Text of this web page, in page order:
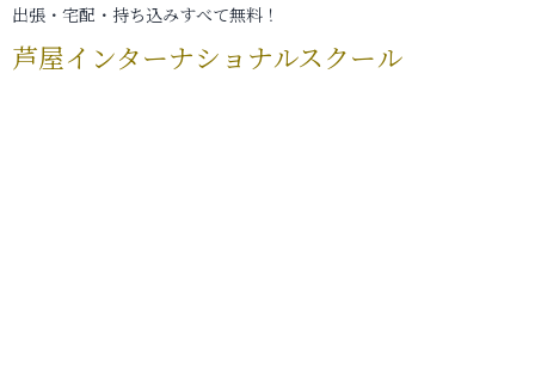
出張・宅配・持ち込みすべて無料！
芦屋インターナショナルスクール